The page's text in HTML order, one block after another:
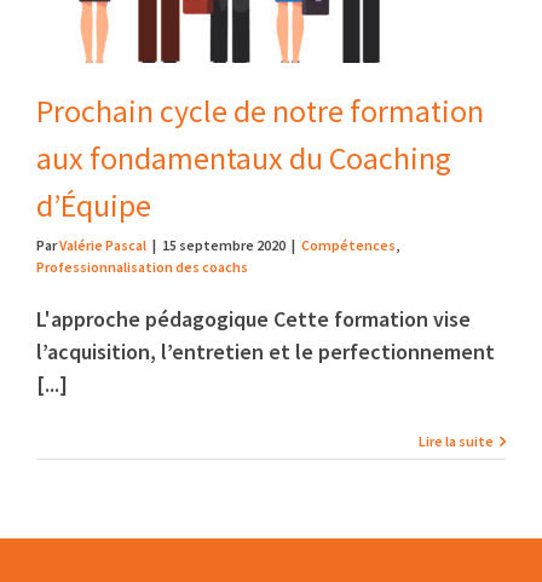
Prochain cycle de notre formation
aux fondamentaux du Coaching
d’Équipe
ParValérie Pascal | 15 septembre 2020 | Compétences,
Professionnalisation des coachs
L'approche pédagogique Cette formation vise
l’acquisition, l’entretien et le perfectionnement
[...]
Lire la suite